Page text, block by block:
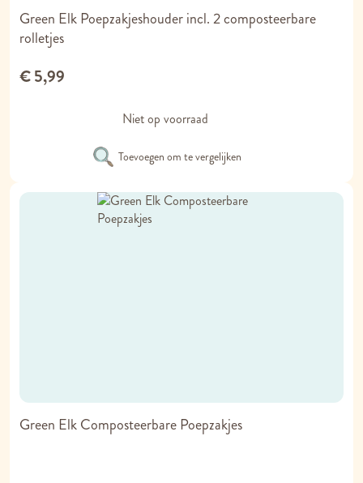
Green Elk Poepzakjeshouder incl. 2 composteerbare
rolletjes
€ 5,99
Niet op voorraad
Toevoegen om te vergelijken
Green Elk Composteerbare Poepzakjes